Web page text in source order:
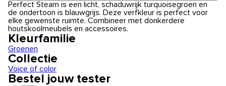
Perfect Steam is een licht, schaduwrijk turquoisegroen en
de ondertoon is blauwgrijs. Deze verfkleur is perfect voor
elke gewenste ruimte. Combineer met donkerdere
houtskoolmeubels en accessoires.
Kleurfamilie
Groenen
Collectie
Voice of color
Bestel jouw tester